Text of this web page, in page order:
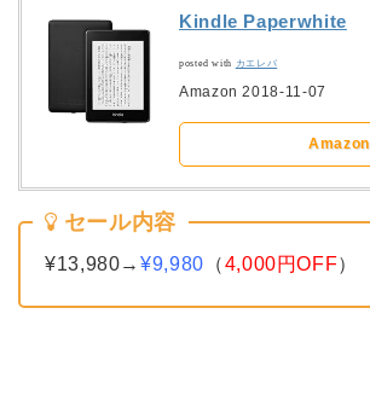
Kindle Paperwhite
posted with カエレバ
Amazon 2018-11-07
Amazon
セール内容
¥13,980→¥9,980 （4,000円OFF）